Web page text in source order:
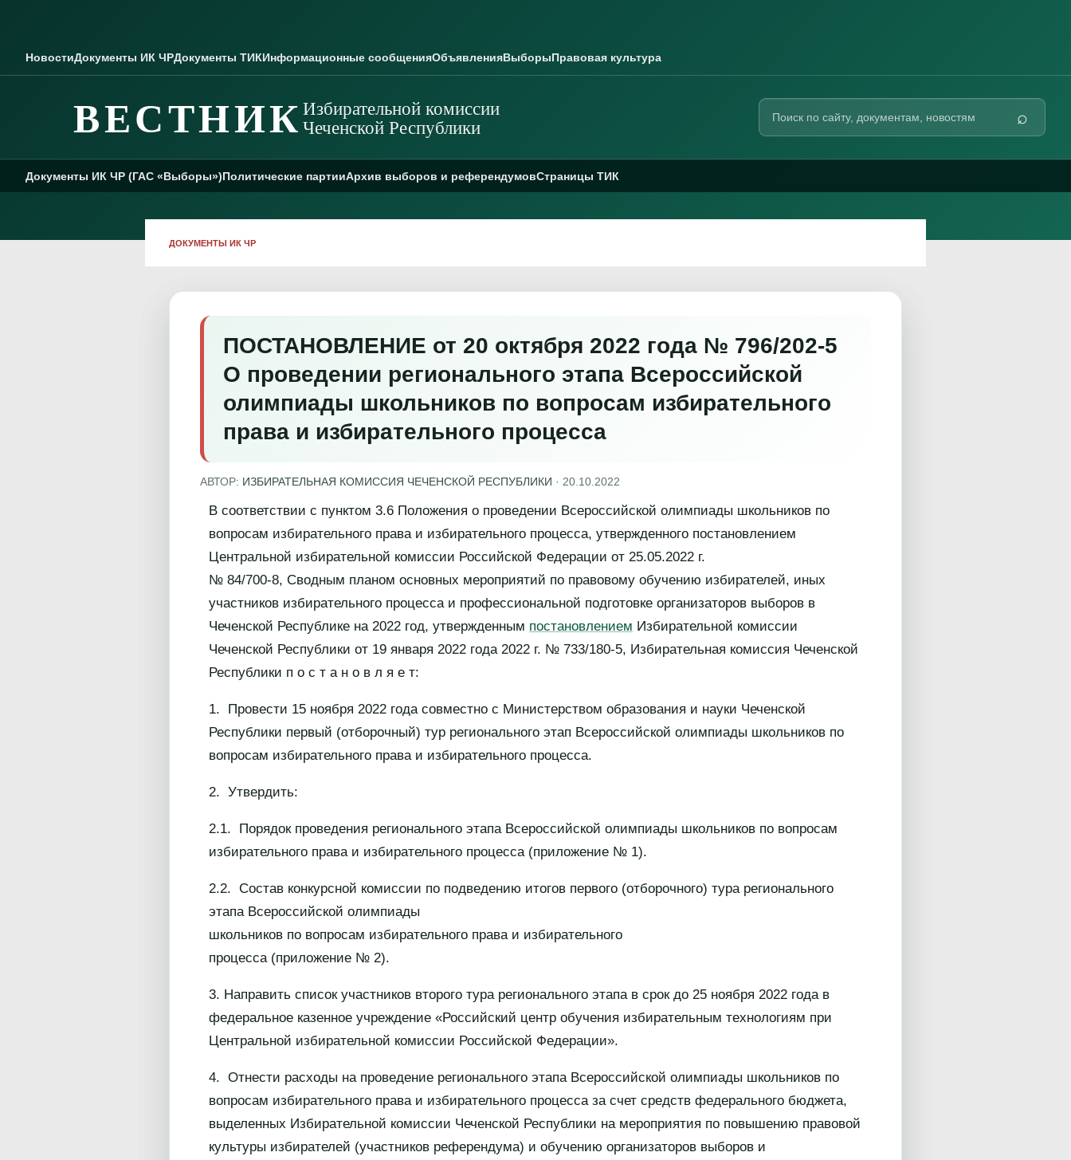
НовостиДокументы ИК ЧРДокументы ТИКИнформационные сообщенияОбъявленияВыборыПравовая культура
ВЕСТНИК Избирательной комиссии
Чеченской Республики
Поиск
сайту
⌕
Документы ИК ЧР (ГАС «Выборы»)Политические партииАрхив выборов и референдумовСтраницы ТИК
ДОКУМЕНТЫ ИК ЧР
ПОСТАНОВЛЕНИЕ от 20 октября 2022 года № 796/202-5
О проведении регионального этапа Всероссийской
олимпиады школьников по вопросам избирательного
права и избирательного процесса
АВТОР: ИЗБИРАТЕЛЬНАЯ КОМИССИЯ ЧЕЧЕНСКОЙ РЕСПУБЛИКИ · 20.10.2022
В соответствии с пунктом 3.6 Положения о проведении Всероссийской олимпиады школьников по
вопросам избирательного права и избирательного процесса, утвержденного постановлением
Центральной избирательной комиссии Российской Федерации от 25.05.2022 г.
№ 84/700-8, Сводным планом основных мероприятий по правовому обучению избирателей, иных
участников избирательного процесса и профессиональной подготовке организаторов выборов в
Чеченской Республике на 2022 год, утвержденным постановлением Избирательной комиссии
Чеченской Республики от 19 января 2022 года 2022 г. № 733/180-5, Избирательная комиссия Чеченской
Республики п о с т а н о в л я е т:
1. Провести 15 ноября 2022 года совместно с Министерством образования и науки Чеченской
Республики первый (отборочный) тур регионального этап Всероссийской олимпиады школьников по
вопросам избирательного права и избирательного процесса.
2. Утвердить:
2.1. Порядок проведения регионального этапа Всероссийской олимпиады школьников по вопросам
избирательного права и избирательного процесса (приложение № 1).
2.2. Состав конкурсной комиссии по подведению итогов первого (отборочного) тура регионального
этапа Всероссийской олимпиады
школьников по вопросам избирательного права и избирательного
процесса (приложение № 2).
3. Направить список участников второго тура регионального этапа в срок до 25 ноября 2022 года в
федеральное казенное учреждение «Российский центр обучения избирательным технологиям при
Центральной избирательной комиссии Российской Федерации».
4. Отнести расходы на проведение регионального этапа Всероссийской олимпиады школьников по
вопросам избирательного права и избирательного процесса за счет средств федерального бюджета,
выделенных Избирательной комиссии Чеченской Республики на мероприятия по повышению правовой
культуры избирателей (участников референдума) и обучению организаторов выборов и